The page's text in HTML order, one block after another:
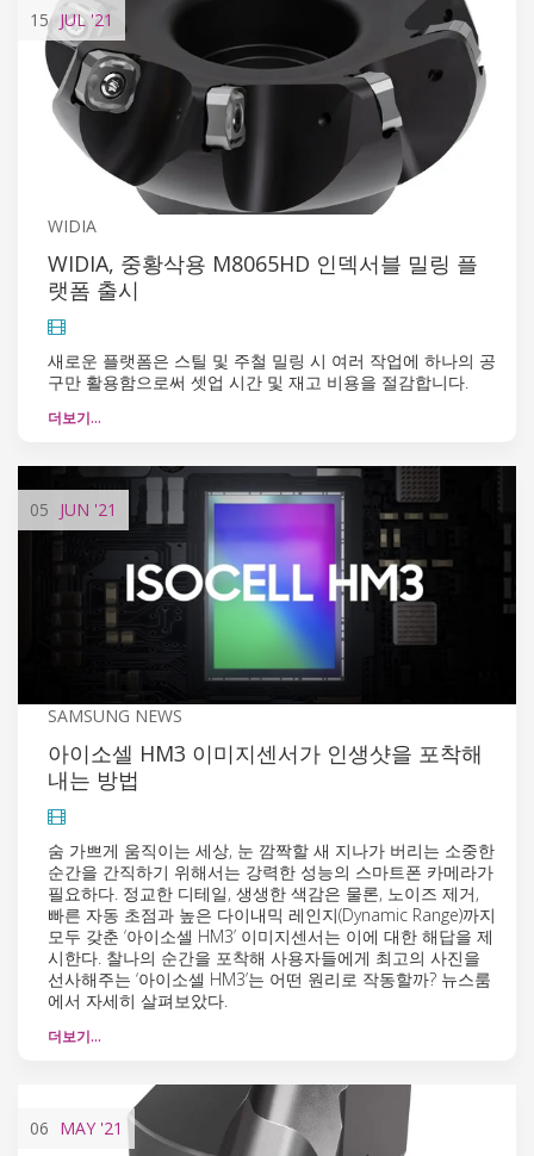
15 JUL'21
WIDIA
WIDIA, 중황삭용 M8065HD 인덱서블 밀링 플
랫폼 출시
새로운 플랫폼은 스틸 및 주철 밀링 시 여러 작업에 하나의 공
구만 활용함으로써 셋업 시간 및 재고 비용을 절감합니다.
더보기…
05 JUN '21
SAMSUNG NEWS
아이소셀 HM3 이미지센서가 인생샷을 포착해
내는 방법
숨 가쁘게 움직이는 세상, 눈 깜짝할 새 지나가 버리는 소중한
순간을 간직하기 위해서는 강력한 성능의 스마트폰 카메라가
필요하다. 정교한 디테일, 생생한 색감은 물론, 노이즈 제거,
빠른 자동 초점과 높은 다이내믹 레인지(Dynamic Range)까지
모두 갖춘 ‘아이소셀 HM3’ 이미지센서는 이에 대한 해답을 제
시한다. 찰나의 순간을 포착해 사용자들에게 최고의 사진을
선사해주는 ‘아이소셀 HM3’는 어떤 원리로 작동할까? 뉴스룸
에서 자세히 살펴보았다.
더보기…
06 MAY '21